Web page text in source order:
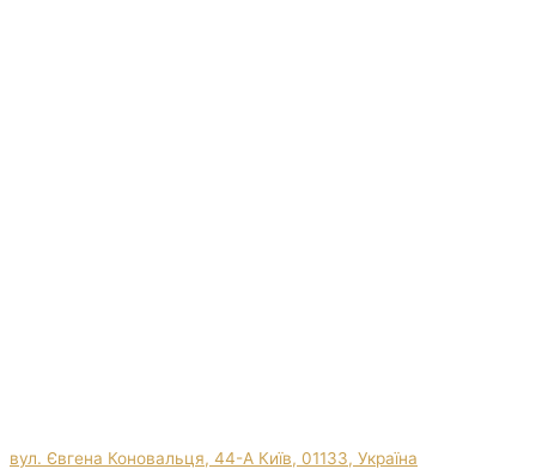
вул. Євгена Коновальця, 44-А Київ, 01133, Україна